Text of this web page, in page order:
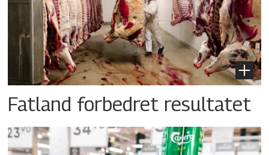
Fatland forbedret resultatet